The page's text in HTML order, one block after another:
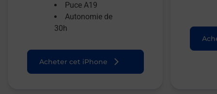
Puce A19
Autonomie de
30h
Acheter cet iPhone